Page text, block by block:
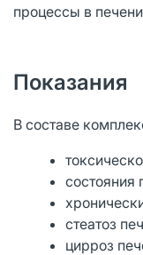
процессы в
Показания
В составе
состояния
стеатоз
цирроз